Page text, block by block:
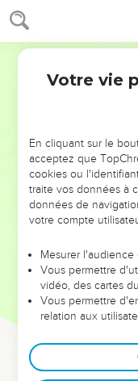
Nombres 10
29 Moïse dit à Hobab,
Réuel : « Nous
bien, car l'Eternel a
Hobab lui répondit
Moïse dit : « Ne
connais les endroits
nous serviras de guide.
Et si tu viens avec
Ils partirent de la
jours. L'arche de
une marche de trois
repos.
La nuée de
le jour lorsqu'ils
Votre vie
En cliquant sur le
acceptez que
cookies ou
traite vos données à
données de
votre compte
Mesurer
Vous permettre
vidéo, des cartes
Vous permettre
relation aux